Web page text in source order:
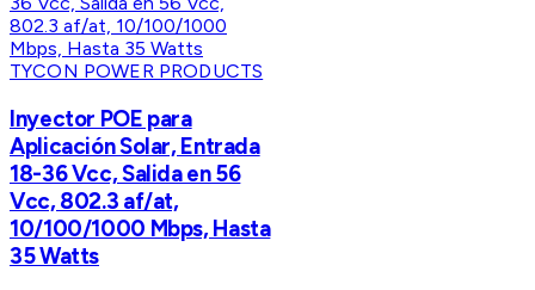
TYCON POWER PRODUCTS
Inyector POE para
Aplicación Solar, Entrada
18-36 Vcc, Salida en 56
Vcc, 802.3 af/at,
10/100/1000 Mbps, Hasta
35 Watts